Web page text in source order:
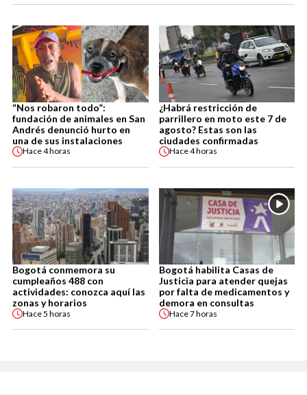
“Nos robaron todo”:
fundación de animales en San
Andrés denunció hurto en
una de sus instalaciones
Hace4 horas
¿Habrá restricción de
parrillero en moto este 7 de
agosto? Estas son las
ciudades confirmadas
Hace4 horas
Bogotá conmemora su
cumpleaños 488 con
actividades: conozca aquí las
zonas y horarios
Hace5 horas
Bogotá habilita Casas de
Justicia para atender quejas
por falta de medicamentos y
demora en consultas
Hace7 horas